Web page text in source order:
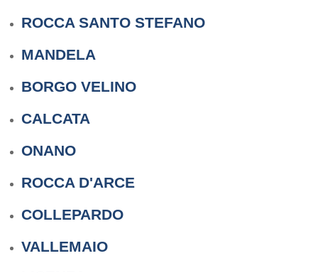
ROCCA SANTO STEFANO
MANDELA
BORGO VELINO
CALCATA
ONANO
ROCCA D'ARCE
COLLEPARDO
VALLEMAIO